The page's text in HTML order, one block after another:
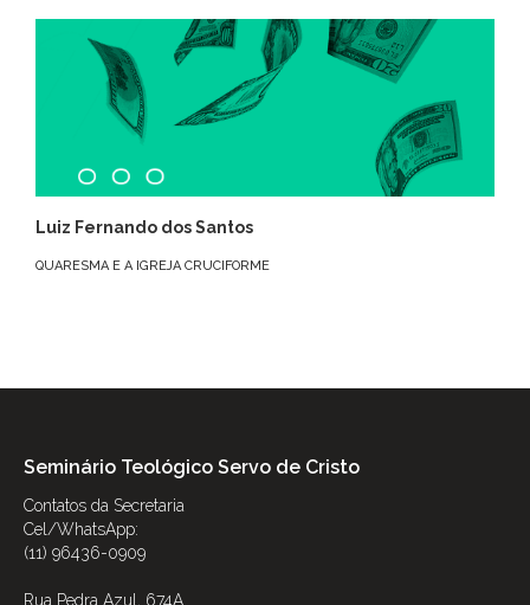
Luiz Fernando dos Santos
QUARESMA E A IGREJA CRUCIFORME
Seminário Teológico Servo de Cristo
Contatos da Secretaria
Cel/WhatsApp:
(11) 96436-0909
Rua Pedra Azul, 674A